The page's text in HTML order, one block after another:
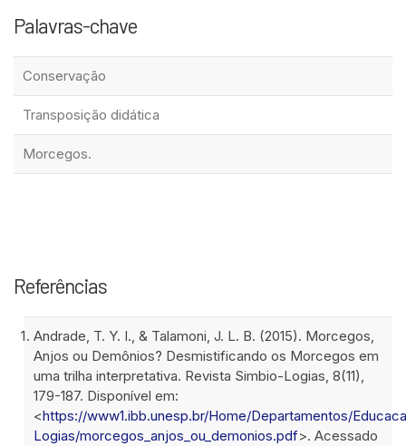
Palavras-chave
Conservação
Transposição didática
Morcegos.
Referências
Andrade, T. Y. I., & Talamoni, J. L. B. (2015). Morcegos,
Anjos ou Demônios? Desmistificando os Morcegos em
uma trilha interpretativa. Revista Simbio-Logias, 8(11),
179-187. Disponível em:
<https://www1.ibb.unesp.br/Home/Departamentos/
Logias/morcegos_anjos_ou_demonios.pdf>. Acessado